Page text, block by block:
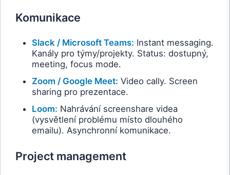
Komunikace
Slack / Microsoft Teams: Instant messaging.
Kanály pro týmy/projekty. Status: dostupný,
meeting, focus mode.
Zoom / Google Meet: Video cally. Screen
sharing pro prezentace.
Loom: Nahrávání screenshare videa
(vysvětlení problému místo dlouhého
emailu). Asynchronní komunikace.
Project management